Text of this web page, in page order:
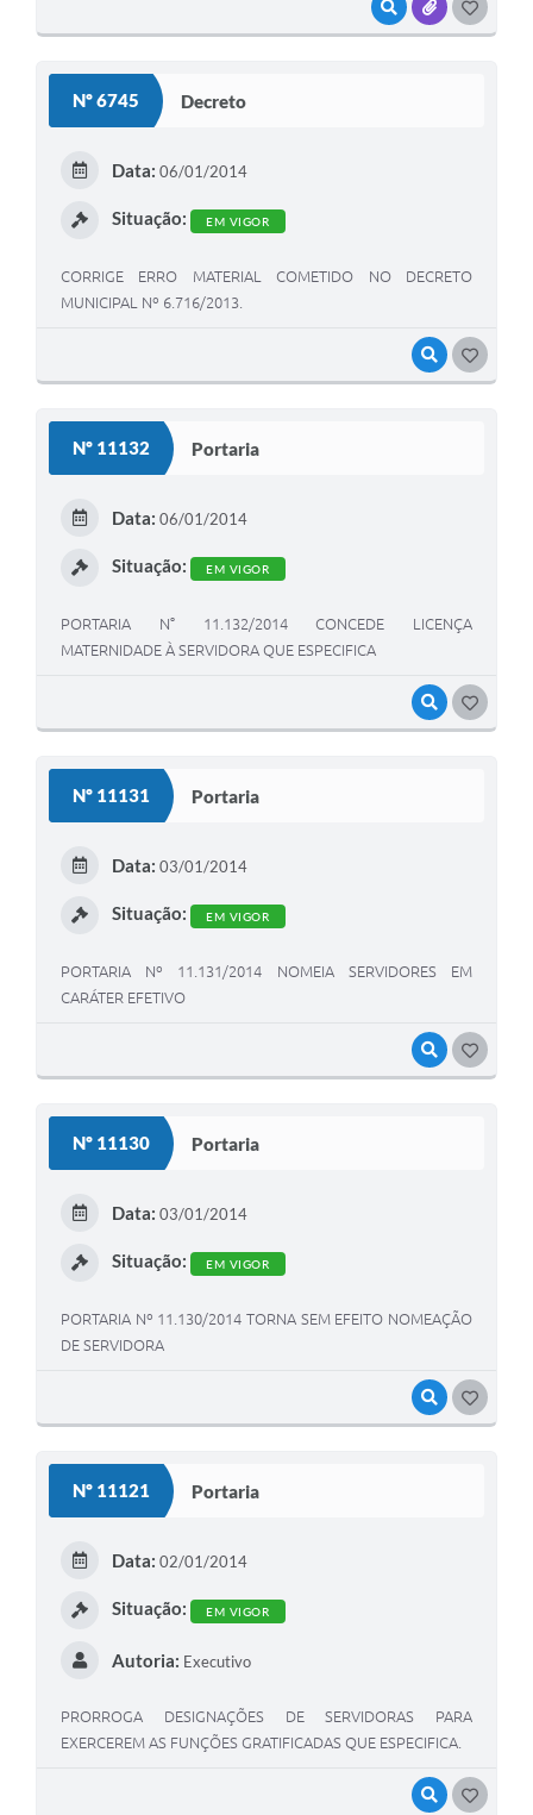
VISUALIZAR
ANEXOS
Nº 6745 Decreto
VISUALIZAR
Data: 06/01/2014
Situação: EM VIGOR
CORRIGE ERRO MATERIAL COMETIDO NO DECRETO
MUNICIPAL Nº 6.716/2013.
Nº 11132 Portaria
VISUALIZAR
Data: 06/01/2014
Situação: EM VIGOR
PORTARIA N° 11.132/2014 CONCEDE LICENÇA
MATERNIDADE À SERVIDORA QUE ESPECIFICA
Nº 11131 Portaria
VISUALIZAR
Data: 03/01/2014
Situação: EM VIGOR
PORTARIA Nº 11.131/2014 NOMEIA SERVIDORES EM
CARÁTER EFETIVO
Nº 11130 Portaria
VISUALIZAR
Data: 03/01/2014
Situação: EM VIGOR
PORTARIA Nº 11.130/2014 TORNA SEM EFEITO NOMEAÇÃO
DE SERVIDORA
Nº 11121 Portaria
VISUALIZAR
Data: 02/01/2014
Situação: EM VIGOR
Autoria: Executivo
PRORROGA DESIGNAÇÕES DE SERVIDORAS PARA
EXERCEREM AS FUNÇÕES GRATIFICADAS QUE ESPECIFICA.